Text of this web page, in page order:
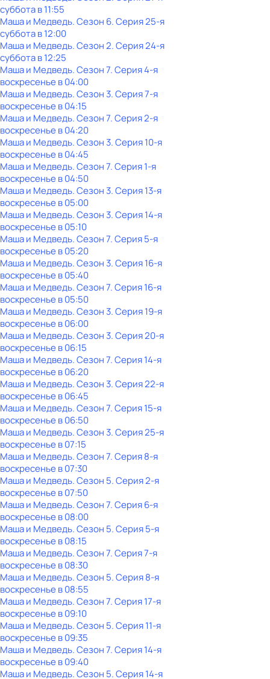
субботав11:55
Маша и Медведь. Сезон 6. Серия 25-я
субботав12:00
Маша и Медведь. Сезон 2. Серия 24-я
субботав12:25
Маша и Медведь. Сезон 7. Серия 4-я
воскресенье в04:00
Маша и Медведь. Сезон 3. Серия 7-я
воскресенье в04:15
Маша и Медведь. Сезон 7. Серия 2-я
воскресенье в04:20
Маша и Медведь. Сезон 3. Серия 10-я
воскресенье в04:45
Маша и Медведь. Сезон 7. Серия 1-я
воскресенье в04:50
Маша и Медведь. Сезон 3. Серия 13-я
воскресенье в05:00
Маша и Медведь. Сезон 3. Серия 14-я
воскресенье в05:10
Маша и Медведь. Сезон 7. Серия 5-я
воскресенье в05:20
Маша и Медведь. Сезон 3. Серия 16-я
воскресенье в05:40
Маша и Медведь. Сезон 7. Серия 16-я
воскресенье в05:50
Маша и Медведь. Сезон 3. Серия 19-я
воскресенье в06:00
Маша и Медведь. Сезон 3. Серия 20-я
воскресенье в06:15
Маша и Медведь. Сезон 7. Серия 14-я
воскресенье в06:20
Маша и Медведь. Сезон 3. Серия 22-я
воскресенье в06:45
Маша и Медведь. Сезон 7. Серия 15-я
воскресенье в06:50
Маша и Медведь. Сезон 3. Серия 25-я
воскресенье в07:15
Маша и Медведь. Сезон 7. Серия 8-я
воскресенье в07:30
Маша и Медведь. Сезон 5. Серия 2-я
воскресенье в07:50
Маша и Медведь. Сезон 7. Серия 6-я
воскресенье в08:00
Маша и Медведь. Сезон 5. Серия 5-я
воскресенье в08:15
Маша и Медведь. Сезон 7. Серия 7-я
воскресенье в08:30
Маша и Медведь. Сезон 5. Серия 8-я
воскресенье в08:55
Маша и Медведь. Сезон 7. Серия 17-я
воскресенье в09:10
Маша и Медведь. Сезон 5. Серия 11-я
воскресенье в09:35
Маша и Медведь. Сезон 7. Серия 14-я
воскресенье в09:40
Маша и Медведь. Сезон 5. Серия 14-я